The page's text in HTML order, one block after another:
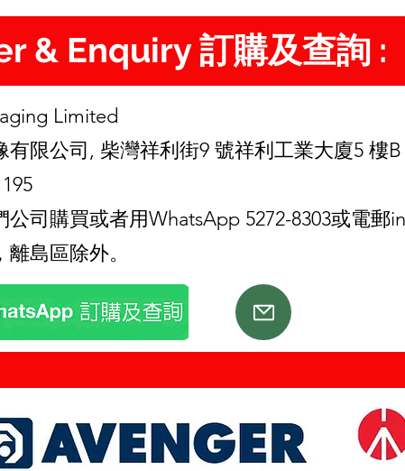
& Enquiry 訂購及查詢 :
Limited
有限公司, 柴灣祥利街9 號祥利工業大廈5 樓
公司購買或者用WhatsApp 5272-8303或電郵
島區除外。